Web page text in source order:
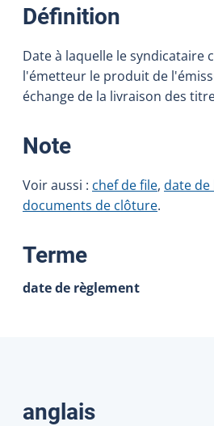
Définition
Date à laquelle le syndicataire
l'émetteur le produit de
échange de la livraison des
Note:
Voir aussi : chef de file, date
documents de clôture.
Terme:
date de règlement
Traductions
anglais